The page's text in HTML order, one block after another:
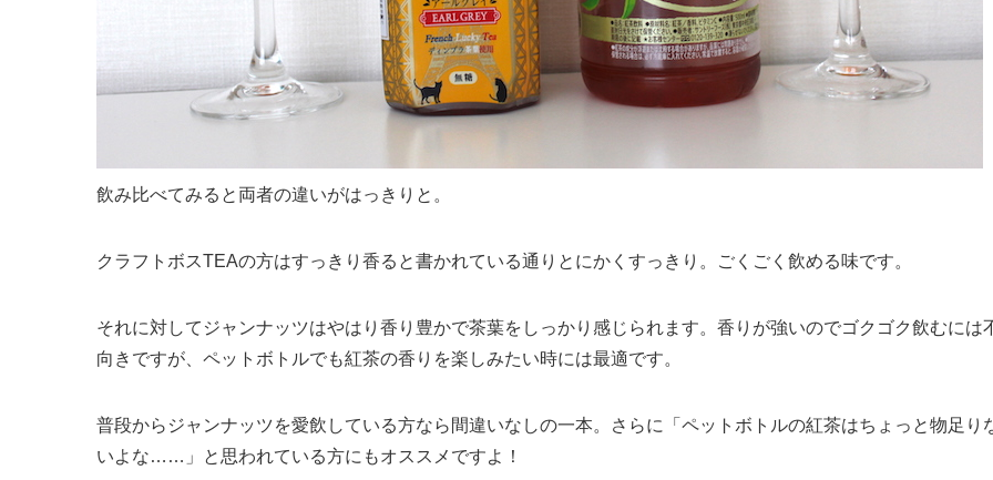
飲み比べてみると両者の違いがはっきりと。
クラフトボスTEAの方はすっきり香ると書かれている通りとにかくすっきり。ごくごく飲める味です。
それに対してジャンナッツはやはり香り豊かで茶葉をしっかり感じられます。香りが強いのでゴクゴク飲むには
向きですが、ペットボトルでも紅茶の香りを楽しみたい時には最適です。
普段からジャンナッツを愛飲している方なら間違いなしの一本。さらに「ペットボトルの紅茶はちょっと物足り
いよな……」と思われている方にもオススメですよ！